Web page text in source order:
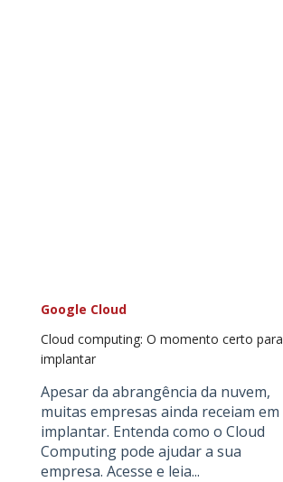
Google Cloud
Cloud computing: O momento certo para
implantar
Apesar da abrangência da nuvem,
muitas empresas ainda receiam em
implantar. Entenda como o Cloud
Computing pode ajudar a sua
empresa. Acesse e leia...